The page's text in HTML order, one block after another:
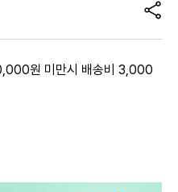
원 미만시 배송비 3,000